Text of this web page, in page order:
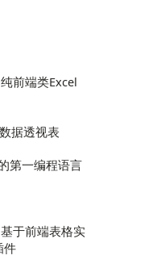
前端类Excel
据透视表
第一编程语言
于前端表格实
件